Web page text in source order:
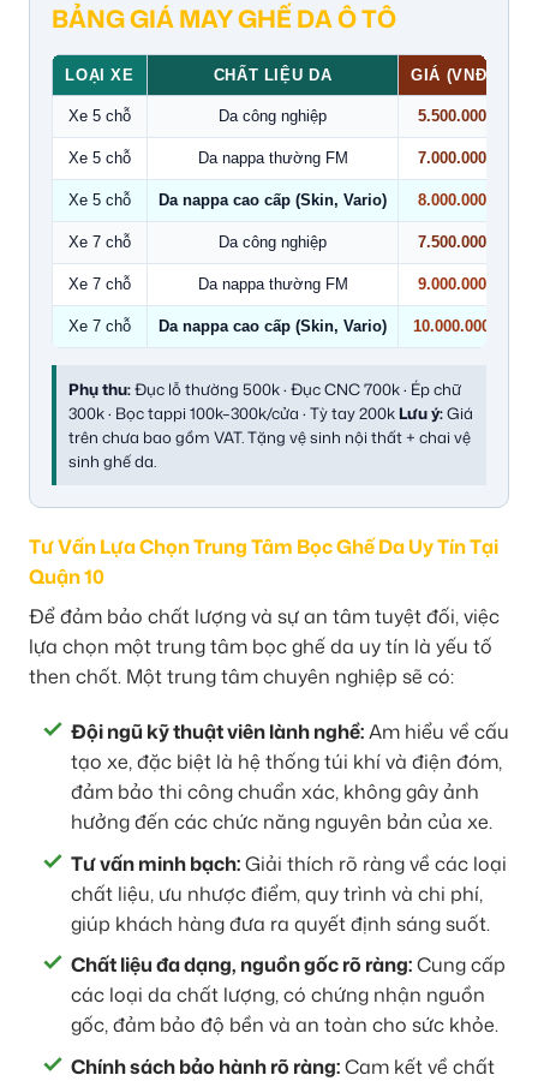
BẢNG GIÁ MAY GHẾ DA Ô TÔ
LOẠI XE CHẤT LIỆU DA GIÁ (VNĐ)
Xe 5 chỗ Da công nghiệp 5.500.000
Xe 5 chỗ Da nappa thường FM 7.000.000
Xe 5 chỗ Da nappa cao cấp (Skin, Vario) 8.000.000
Xe 7 chỗ Da công nghiệp 7.500.000
Xe 7 chỗ Da nappa thường FM 9.000.000
Xe 7 chỗ Da nappa cao cấp (Skin, Vario) 10.000.000
Phụ thu:Đục lỗ thường 500k · Đục CNC 700k · Ép chữ
300k · Bọc tappi 100k–300k/cửa · Tỳ tay 200kLưu ý:Giá
trên chưa bao gồm VAT. Tặng vệ sinh nội thất + chai vệ
sinh ghế da.
Tư Vấn Lựa Chọn Trung Tâm Bọc Ghế Da Uy Tín Tại
Quận 10
Để đảm bảo chất lượng và sự an tâm tuyệt đối, việc
lựa chọn một trung tâm bọc ghế da uy tín là yếu tố
then chốt. Một trung tâm chuyên nghiệp sẽ có:
Đội ngũ kỹ thuật viên lành nghề:Am hiểu về cấu
tạo xe, đặc biệt là hệ thống túi khí và điện đóm,
đảm bảo thi công chuẩn xác, không gây ảnh
hưởng đến các chức năng nguyên bản của xe.
Tư vấn minh bạch:Giải thích rõ ràng về các loại
chất liệu, ưu nhược điểm, quy trình và chi phí,
giúp khách hàng đưa ra quyết định sáng suốt.
Chất liệu đa dạng, nguồn gốc rõ ràng:Cung cấp
các loại da chất lượng, có chứng nhận nguồn
gốc, đảm bảo độ bền và an toàn cho sức khỏe.
Chính sách bảo hành rõ ràng:Cam kết về chất